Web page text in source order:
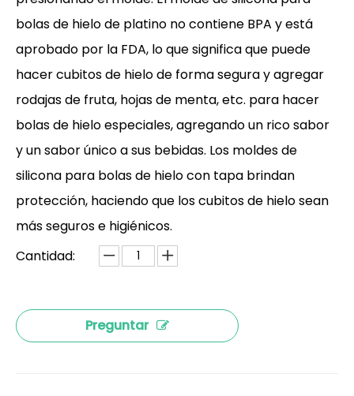
bolas de hielo de platino no contiene BPA y está
aprobado por la FDA, lo que significa que puede
hacer cubitos de hielo de forma segura y agregar
rodajas de fruta, hojas de menta, etc. para hacer
bolas de hielo especiales, agregando un rico sabor
y un sabor único a sus bebidas. Los moldes de
silicona para bolas de hielo con tapa brindan
protección, haciendo que los cubitos de hielo sean
más seguros e higiénicos.
Cantidad:
Preguntar